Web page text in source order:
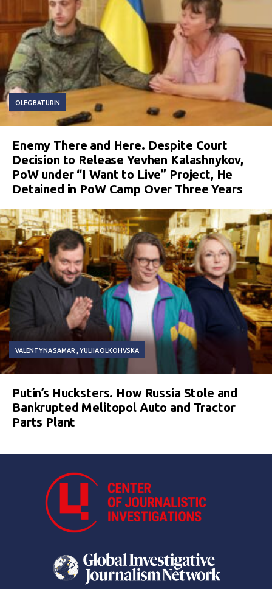
OLEG BATURIN
Enemy There and Here. Despite Court
Decision to Release Yevhen Kalashnykov,
PoW under “I Want to Live” Project, He
Detained in PoW Camp Over Three Years
VALENTYNA SAMAR YULIIA OLKOHVSKA
Putin’s Hucksters. How Russia Stole and
Bankrupted Melitopol Auto and Tractor
Parts Plant